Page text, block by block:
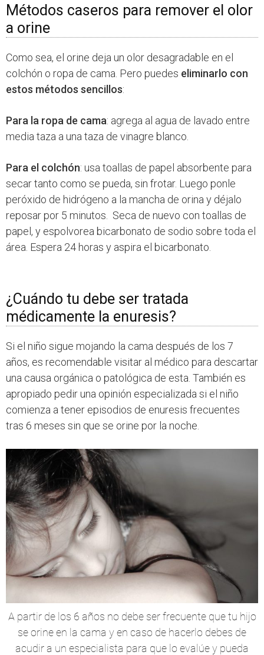
Métodos caseros para remover el olor
a orine
Como sea, el orine deja un olor desagradable en el
colchón o ropa de cama. Pero puedes eliminarlo con
estos métodos sencillos:
Para la ropa de cama: agrega al agua de lavado entre
media taza a una taza de vinagre blanco.
Para el colchón: usa toallas de papel absorbente para
secar tanto como se pueda, sin frotar. Luego ponle
peróxido de hidrógeno a la mancha de orina y déjalo
reposar por 5 minutos. Seca de nuevo con toallas de
papel, y espolvorea bicarbonato de sodio sobre toda el
área. Espera 24 horas y aspira el bicarbonato.
¿Cuándo tu debe ser tratada
médicamente la enuresis?
Si el niño sigue mojando la cama después de los 7
años, es recomendable visitar al médico para descartar
una causa orgánica o patológica de esta. También es
apropiado pedir una opinión especializada si el niño
comienza a tener episodios de enuresis frecuentes
tras 6 meses sin que se orine por la noche.
A partir de los 6 años no debe ser frecuente que tu hijo
se orine en la cama y en caso de hacerlo debes de
acudir a un especialista para que lo evalúe y pueda